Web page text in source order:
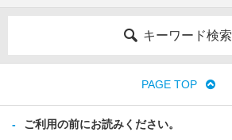
キーワード検索
PAGE TOP
ご利用の前にお読みください。